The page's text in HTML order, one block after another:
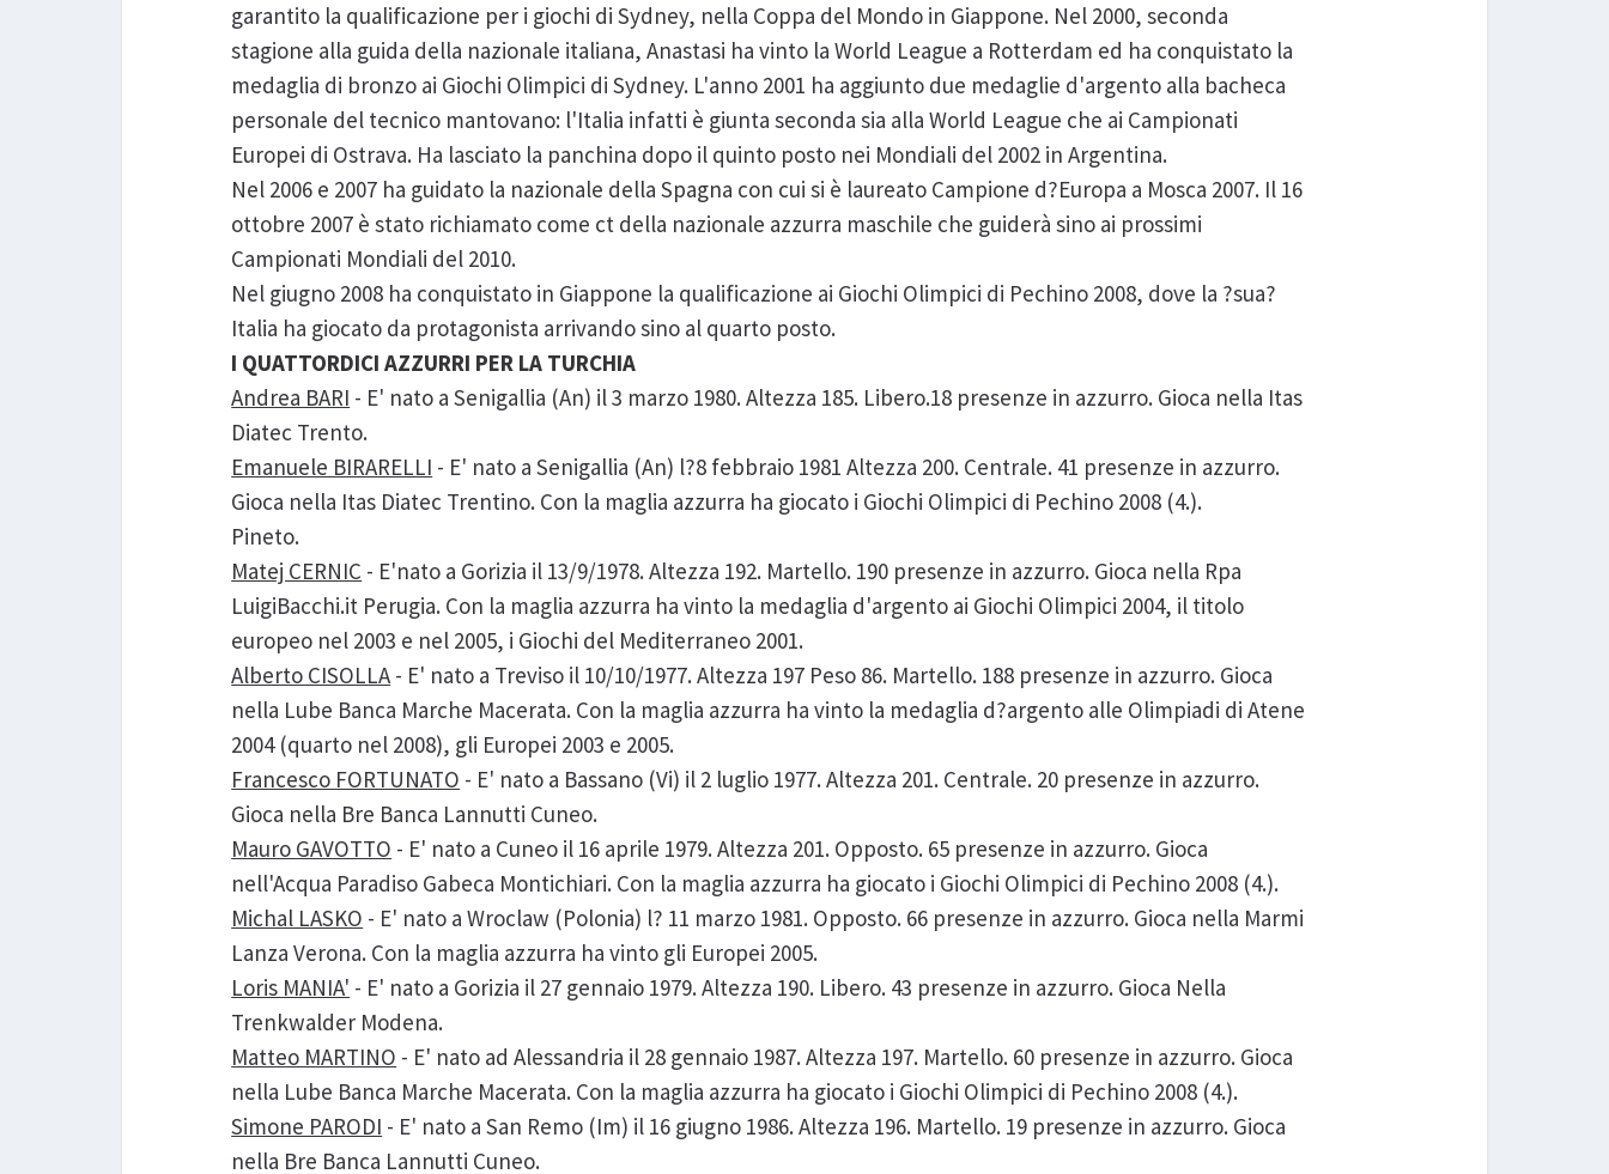
garantito la qualificazione per i giochi di Sydney, nella Coppa del Mondo in Giappone. Nel 2000, seconda
stagione alla guida della nazionale italiana, Anastasi ha vinto la World League a Rotterdam ed ha conquistato la
medaglia di bronzo ai Giochi Olimpici di Sydney. L'anno 2001 ha aggiunto due medaglie d'argento alla bacheca
personale del tecnico mantovano: l'Italia infatti è giunta seconda sia alla World League che ai Campionati
Europei di Ostrava. Ha lasciato la panchina dopo il quinto posto nei Mondiali del 2002 in Argentina.
Nel 2006 e 2007 ha guidato la nazionale della Spagna con cui si è laureato Campione d?Europa a Mosca 2007. Il 16
ottobre 2007 è stato richiamato come ct della nazionale azzurra maschile che guiderà sino ai prossimi
Campionati Mondiali del 2010.
Nel giugno 2008 ha conquistato in Giappone la qualificazione ai Giochi Olimpici di Pechino 2008, dove la ?sua?
Italia ha giocato da protagonista arrivando sino al quarto posto.
I QUATTORDICI AZZURRI PER LA TURCHIA
Andrea BARI - E' nato a Senigallia (An) il 3 marzo 1980. Altezza 185. Libero.18 presenze in azzurro. Gioca nella Itas
Diatec Trento.
Emanuele BIRARELLI - E' nato a Senigallia (An) l?8 febbraio 1981 Altezza 200. Centrale. 41 presenze in azzurro.
Gioca nella Itas Diatec Trentino. Con la maglia azzurra ha giocato i Giochi Olimpici di Pechino 2008 (4.).
Pineto.
Matej CERNIC - E'nato a Gorizia il 13/9/1978. Altezza 192. Martello. 190 presenze in azzurro. Gioca nella Rpa
LuigiBacchi.it Perugia. Con la maglia azzurra ha vinto la medaglia d'argento ai Giochi Olimpici 2004, il titolo
europeo nel 2003 e nel 2005, i Giochi del Mediterraneo 2001.
Alberto CISOLLA - E' nato a Treviso il 10/10/1977. Altezza 197 Peso 86. Martello. 188 presenze in azzurro. Gioca
nella Lube Banca Marche Macerata. Con la maglia azzurra ha vinto la medaglia d?argento alle Olimpiadi di Atene
2004 (quarto nel 2008), gli Europei 2003 e 2005.
Francesco FORTUNATO - E' nato a Bassano (Vi) il 2 luglio 1977. Altezza 201. Centrale. 20 presenze in azzurro.
Gioca nella Bre Banca Lannutti Cuneo.
Mauro GAVOTTO - E' nato a Cuneo il 16 aprile 1979. Altezza 201. Opposto. 65 presenze in azzurro. Gioca
nell'Acqua Paradiso Gabeca Montichiari. Con la maglia azzurra ha giocato i Giochi Olimpici di Pechino 2008 (4.).
Michal LASKO - E' nato a Wroclaw (Polonia) l? 11 marzo 1981. Opposto. 66 presenze in azzurro. Gioca nella Marmi
Lanza Verona. Con la maglia azzurra ha vinto gli Europei 2005.
Loris MANIA' - E' nato a Gorizia il 27 gennaio 1979. Altezza 190. Libero. 43 presenze in azzurro. Gioca Nella
Trenkwalder Modena.
Matteo MARTINO - E' nato ad Alessandria il 28 gennaio 1987. Altezza 197. Martello. 60 presenze in azzurro. Gioca
nella Lube Banca Marche Macerata. Con la maglia azzurra ha giocato i Giochi Olimpici di Pechino 2008 (4.).
Simone PARODI - E' nato a San Remo (Im) il 16 giugno 1986. Altezza 196. Martello. 19 presenze in azzurro. Gioca
nella Bre Banca Lannutti Cuneo.